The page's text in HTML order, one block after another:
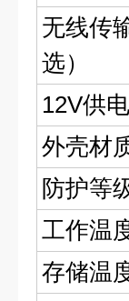
无线传
选）
12V供
外壳材
防护等
工作温
存储温